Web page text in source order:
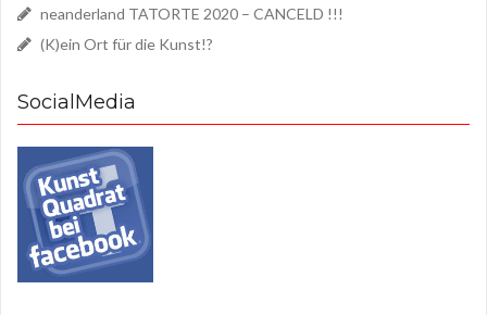
neanderland TATORTE 2020 – CANCELD !!!
(K)ein Ort für die Kunst!?
SocialMedia